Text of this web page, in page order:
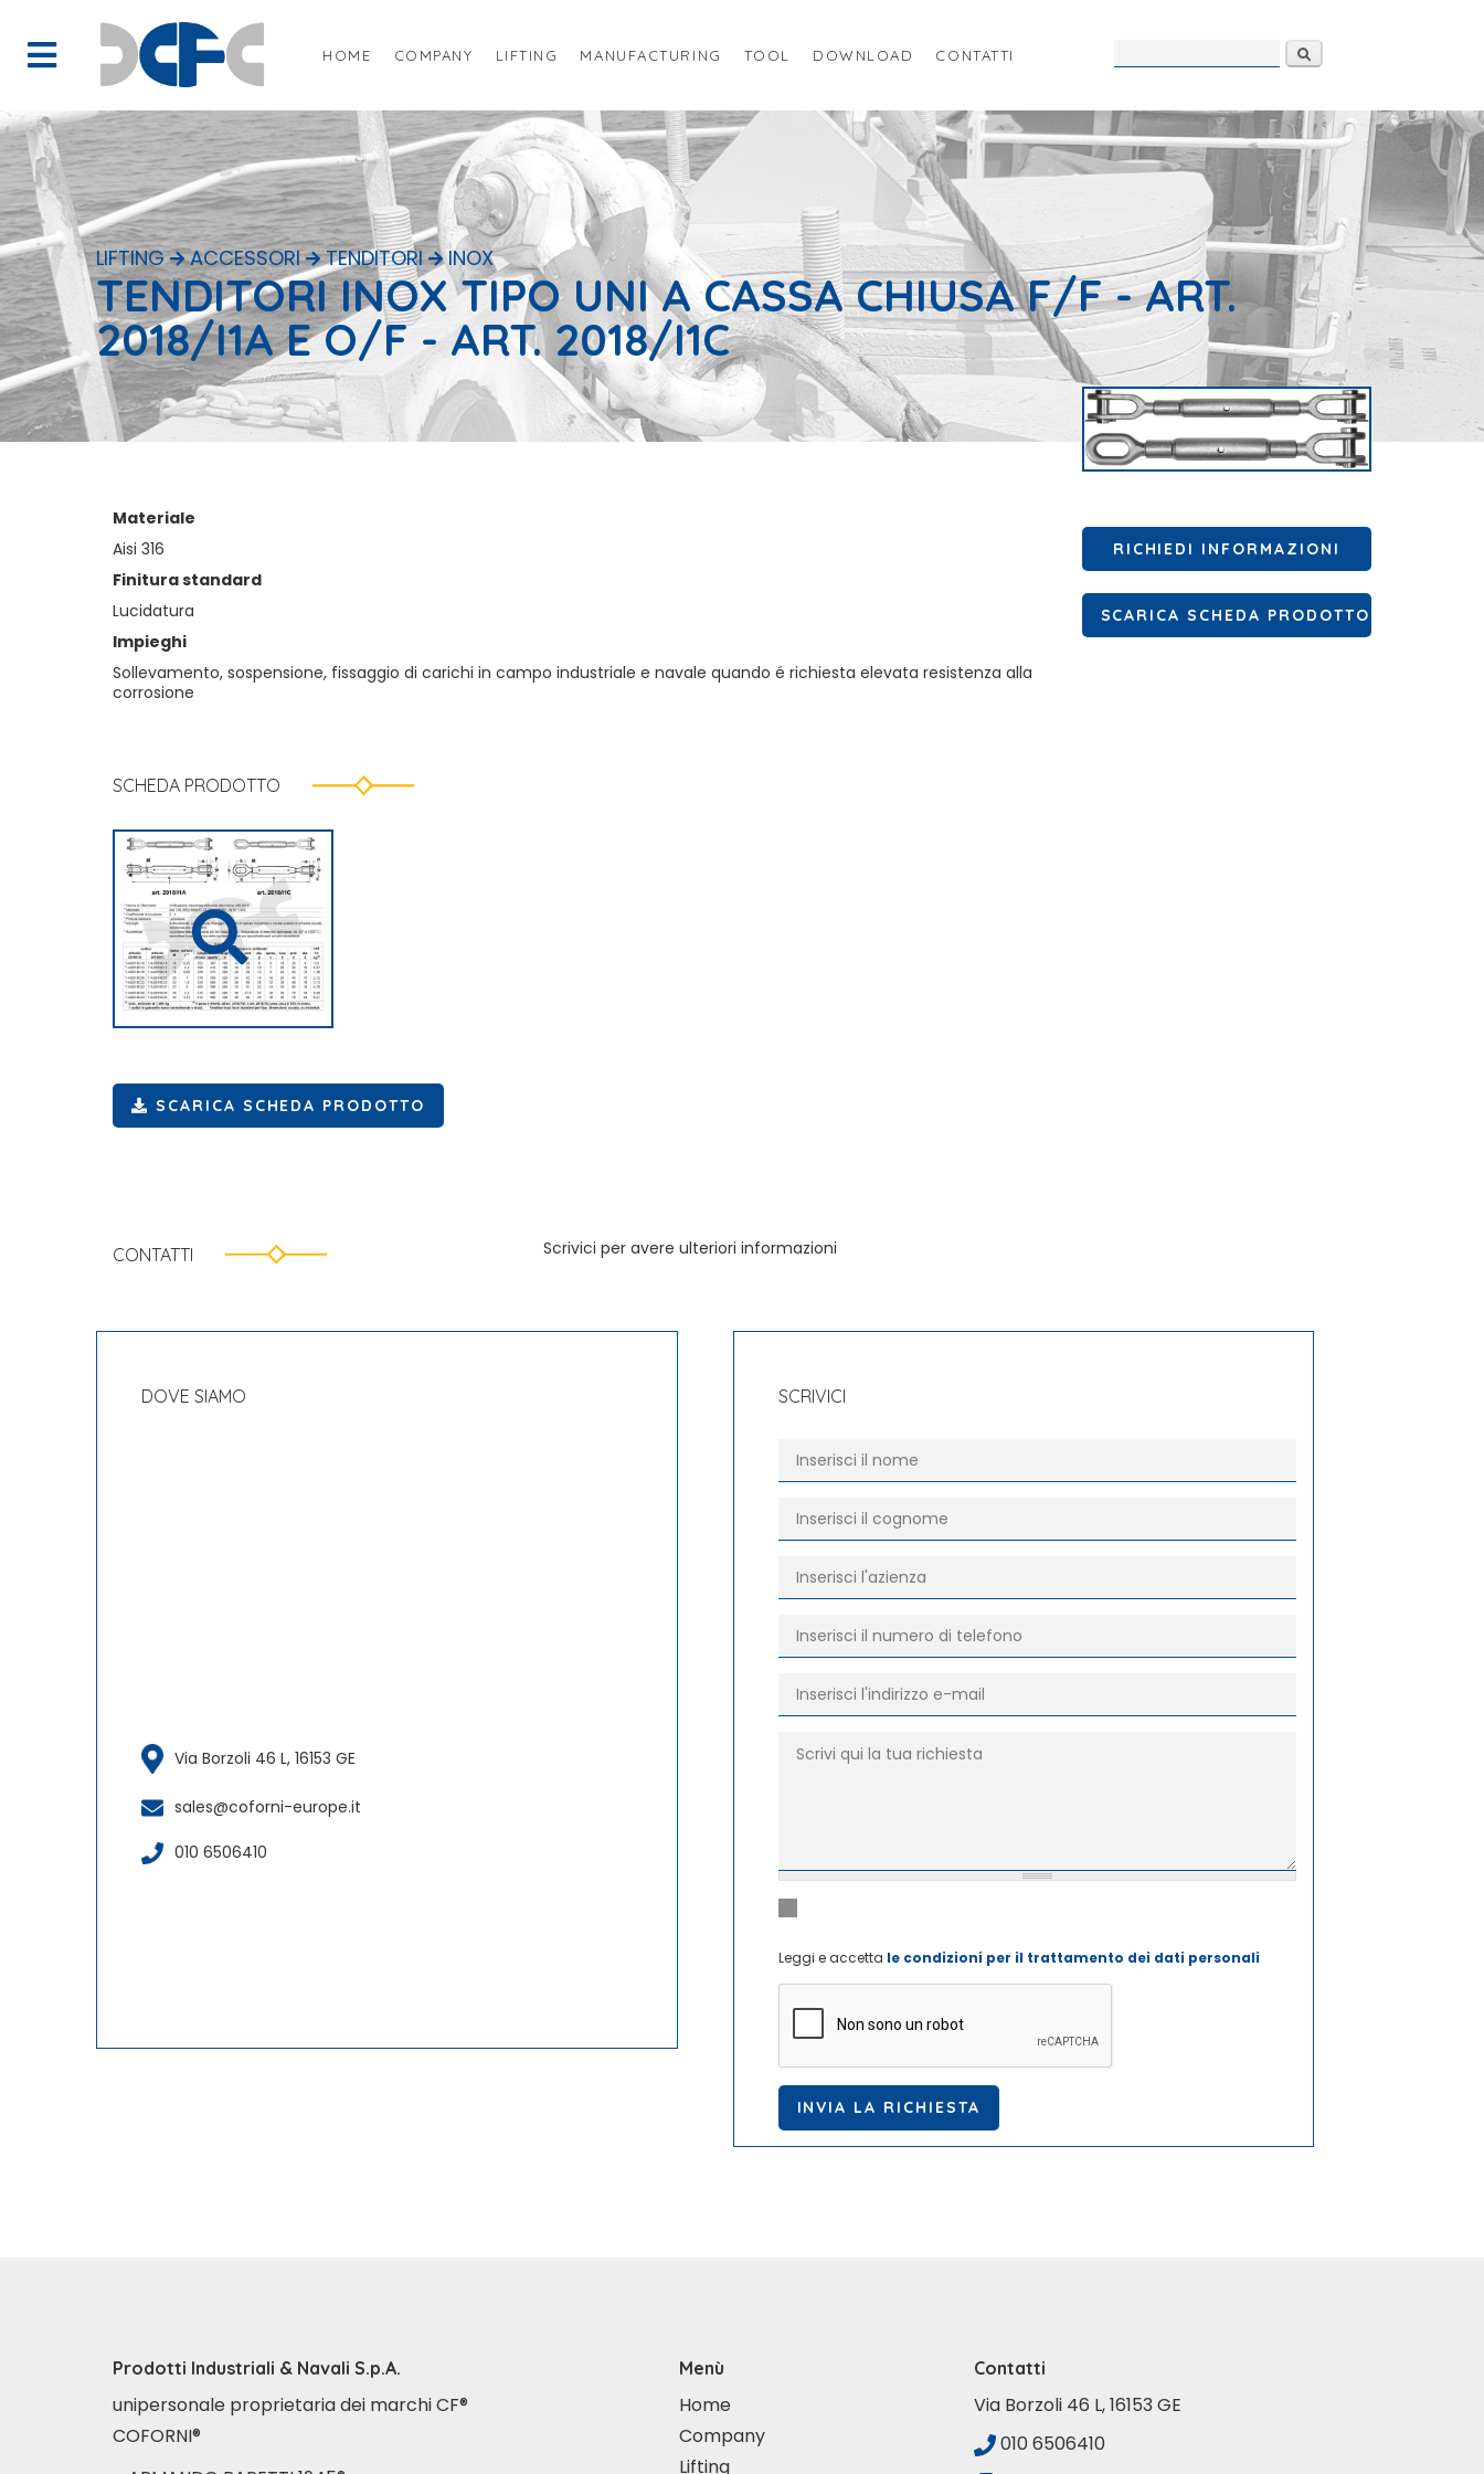
HOME COMPANY LIFTING MANUFACTURING TOOL DOWNLOAD CONTATTI
Form di
ricerca
Cerca
LIFTING ACCESSORI TENDITORI INOX
TENDITORI INOX TIPO UNI A CASSA CHIUSA F/F - ART.
2018/I1A E O/F - ART. 2018/I1C
Materiale
Aisi 316
Finitura standard
Lucidatura
Impieghi
Sollevamento, sospensione, fissaggio di carichi in campo industriale e navale quando é richiesta elevata resistenza alla
corrosione
RICHIEDI INFORMAZIONI
SCARICA SCHEDA PRODOTTO
SCHEDA PRODOTTO
SCARICA SCHEDA PRODOTTO
CONTATTI Scrivici per avere ulteriori informazioni
DOVE SIAMO
Via Borzoli 46 L, 16153 GE
sales@coforni-europe.it
010 6506410
SCRIVICI
Leggi e accetta le condizioni per il trattamento dei dati personali
Prodotti Industriali & Navali S.p.A.
unipersonale proprietaria dei marchi CF®
COFORNI®
Menù
Home
Company
Lifting
Contatti
Via Borzoli 46 L, 16153 GE
010 6506410